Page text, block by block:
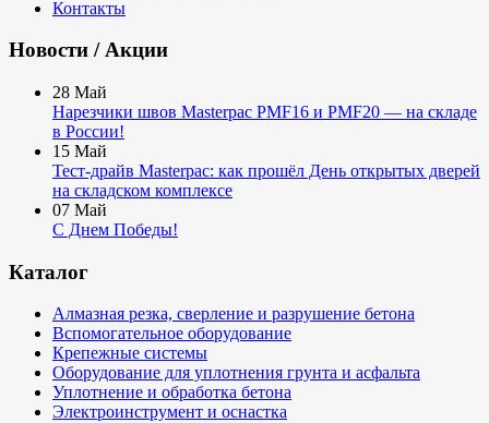
Контакты
Новости / Акции
28 Май
Нарезчики швов Masterpac PMF16 и PMF20 — на складе
в России!
15 Май
Тест-драйв Masterpac: как прошёл День открытых дверей
на складском комплексе
07 Май
С Днем Победы!
Каталог
Алмазная резка, сверление и разрушение бетона
Вспомогательное оборудование
Крепежные системы
Оборудование для уплотнения грунта и асфальта
Уплотнение и обработка бетона
Электроинструмент и оснастка